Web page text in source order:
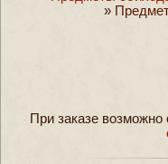
»
При заказе